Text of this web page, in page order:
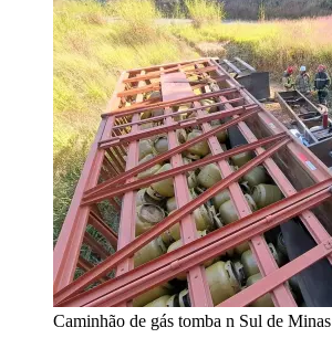
Caminhão de gás tomba n Sul de Minas